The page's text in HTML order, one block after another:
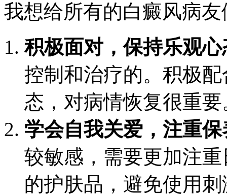
我想给所有的白癜风病
积极面对，保持乐观心
控制和治疗的。积极
态，对病情恢复很重要
学会自我关爱，注重
较敏感，需要更加注
的护肤品，避免使用